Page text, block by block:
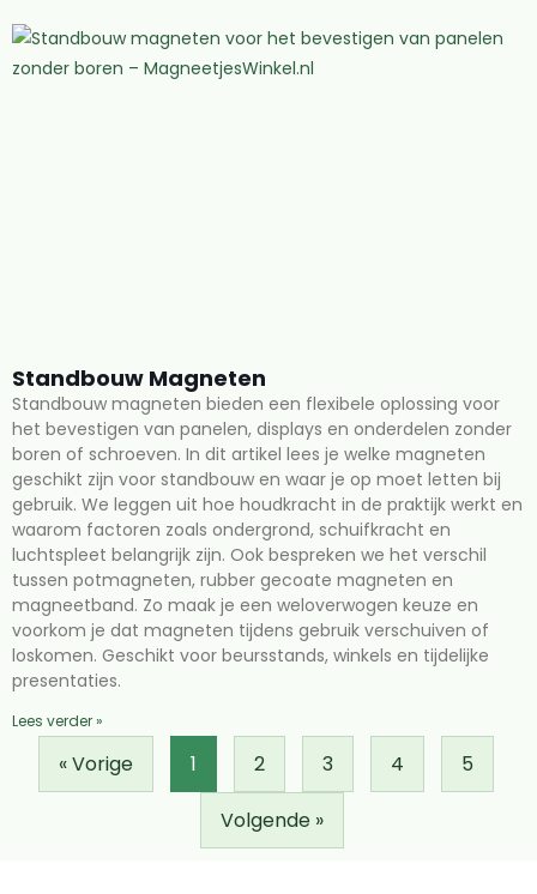
Standbouw Magneten
Standbouw magneten bieden een flexibele oplossing voor
het bevestigen van panelen, displays en onderdelen zonder
boren of schroeven. In dit artikel lees je welke magneten
geschikt zijn voor standbouw en waar je op moet letten bij
gebruik. We leggen uit hoe houdkracht in de praktijk werkt en
waarom factoren zoals ondergrond, schuifkracht en
luchtspleet belangrijk zijn. Ook bespreken we het verschil
tussen potmagneten, rubber gecoate magneten en
magneetband. Zo maak je een weloverwogen keuze en
voorkom je dat magneten tijdens gebruik verschuiven of
loskomen. Geschikt voor beursstands, winkels en tijdelijke
presentaties.
Lees verder »
« Vorige 1 2 3 4 5
Volgende »